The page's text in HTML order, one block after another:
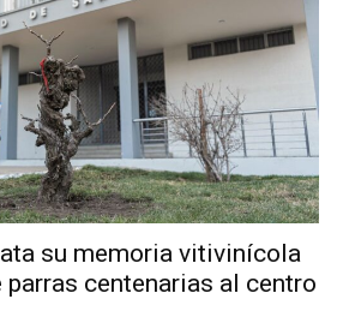
su memoria vitivinícola
centenarias al centro